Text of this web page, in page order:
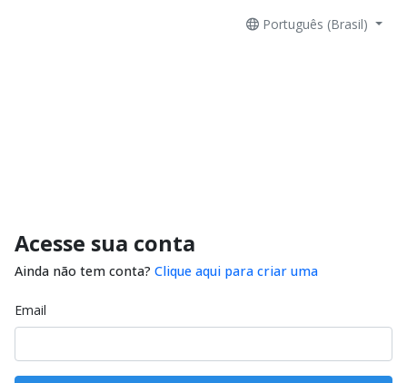
Português (Brasil)
Acesse sua conta
Ainda não tem conta? Clique aqui para criar uma
Email